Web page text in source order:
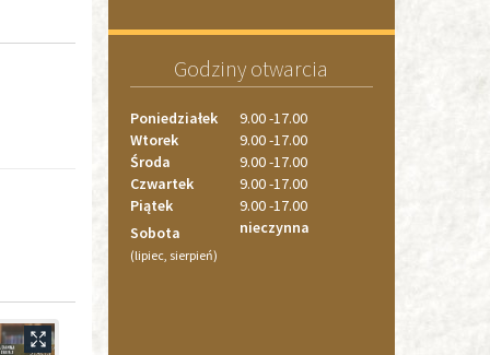
Godziny otwarcia
Poniedziałek
9.00 -17.00
Wtorek
9.00 -17.00
Środa
9.00 -17.00
Czwartek
9.00 -17.00
Piątek
9.00 -17.00
Sobota
(lipiec, sierpień)
nieczynna